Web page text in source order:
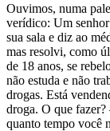
Ouvimos, numa
verídico: Um
sua sala e diz ao
mas resolvi, como
de 18 anos, se
não estuda e não
drogas. Está
droga. O que
quanto tempo você